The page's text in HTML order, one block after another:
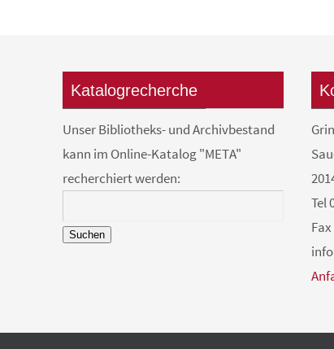
Katalogrecherche
Unser Bibliotheks- und Archivbestand
kann im Online-Katalog "META"
recherchiert werden:
Suchen
Tel